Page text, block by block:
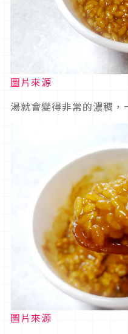
圖片來源
湯就會變得非常的濃稠，
圖片來源